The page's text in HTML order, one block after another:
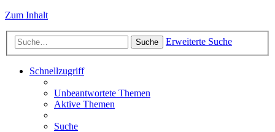
Zum Inhalt
Suche Erweiterte Suche
Schnellzugriff
Unbeantwortete Themen
Aktive Themen
Suche